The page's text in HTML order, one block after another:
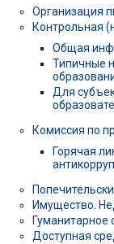
Организация
Контрольная
Общая
Типичные
Для
Комиссия по
Горячая
Имущество.
Гуманитарное
Доступная